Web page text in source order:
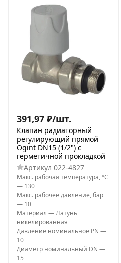
391,97 ₽/шт.
Клапан радиаторный
регулирующий прямой
Ogint DN15 (1/2") с
герметичной прокладкой
Артикул 022-4827
Макс. рабочая температура, °С
— 130
Макс. рабочее давление, бар
— 10
Материал —Латунь
никелированная
Давление номинальное PN —
10
Диаметр номинальный DN —
15